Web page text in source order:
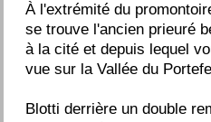
À l'extrémité du
se trouve l'ancien prieuré
à la cité et depuis lequel
vue sur la Vallée du
Blotti derrière un double